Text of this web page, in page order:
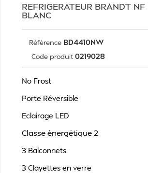
REFRIGERATEUR BRANDT
BLANC
Référence BD4410NW
Code produit 0219028
No Frost
Porte Réversible
Eclairage LED
Classe énergétique2
3 Balconnets
3 Clayettes en verre